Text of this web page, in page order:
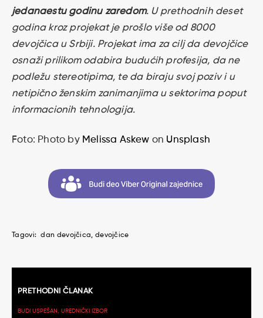
jedanaestu godinu zaredom. U prethodnih deset
godina kroz projekat je prošlo više od 8000
devojčica u Srbiji. Projekat ima za cilj da devojčice
osnaži prilikom odabira budućih profesija, da ne
podležu stereotipima, te da biraju svoj poziv i u
netipično ženskim zanimanjima u sektorima poput
informacionih tehnologija.
Foto: Photo by Melissa Askew on Unsplash
Tagovi: dan devojčica devojčice
članaka
PRETHODNI ČLANAK
BUDI USPEŠAN, UREDNIČKI IZBOR